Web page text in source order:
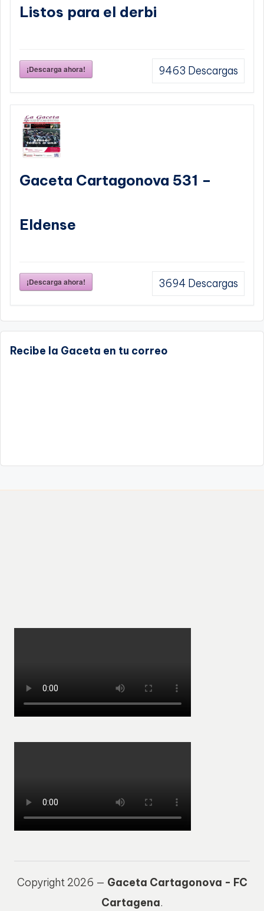
Listos para el derbi
¡Descarga ahora! 9463 Descargas
Gaceta Cartagonova 531 –
Eldense
¡Descarga ahora! 3694 Descargas
Recibe la Gaceta en tu correo
Copyright 2026 — Gaceta Cartagonova - FC
Cartagena.